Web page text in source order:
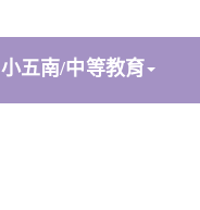
小五南/中等教育